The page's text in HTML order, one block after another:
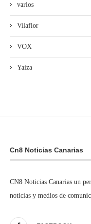
varios
Vilaflor
VOX
Yaiza
Cn8 Noticias Canarias
CN8 Noticias Canarias un
noticias y medios de